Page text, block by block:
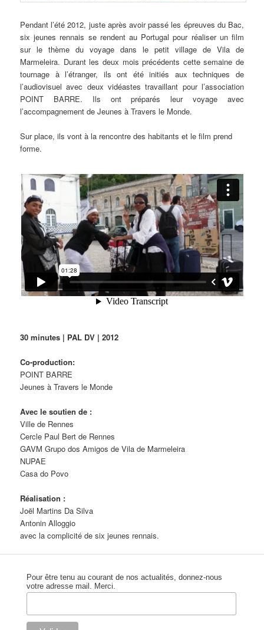
Pendant l’été 2012, juste après avoir passé les épreuves du Bac,
six jeunes rennais se rendent au Portugal pour réaliser un film
sur le thème du voyage dans le petit village de Vila de
Marmeleira. Durant les deux mois précédents cette semaine de
tournage à l’étranger, ils ont été initiés aux techniques de
l’audiovisuel avec deux vidéastes travaillant pour l’association
POINT BARRE. Ils ont préparés leur voyage avec
l’accompagnement de Jeunes à Travers le Monde.
Sur place, ils vont à la rencontre des habitants et le film prend
forme.
30 minutes | PAL DV | 2012
Co-production:
POINT BARRE
Jeunes à Travers le Monde
Avec le soutien de :
Ville de Rennes
Cercle Paul Bert de Rennes
GAVM Grupo dos Amigos de Vila de Marmeleira
NUPAE
Casa do Povo
Réalisation :
Joël Martins Da Silva
Antonin Alloggio
avec la complicité de six jeunes rennais.
Pour être tenu au courant de nos actualités, donnez-nous
votre adresse mail. Merci.